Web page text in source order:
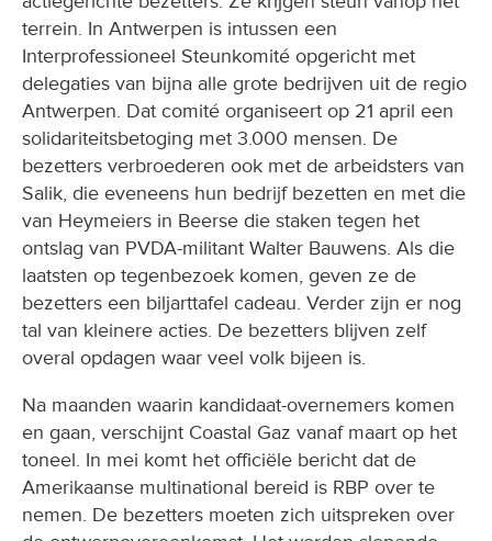
Interprofessioneel Steunkomité opgericht met
delegaties van bijna alle grote bedrijven uit de regio
Antwerpen. Dat comité organiseert op 21 april een
solidariteitsbetoging met 3.000 mensen. De
bezetters verbroederen ook met de arbeidsters van
Salik, die eveneens hun bedrijf bezetten en met die
van Heymeiers in Beerse die staken tegen het
ontslag van PVDA-militant Walter Bauwens. Als die
laatsten op tegenbezoek komen, geven ze de
bezetters een biljarttafel cadeau. Verder zijn er nog
tal van kleinere acties. De bezetters blijven zelf
overal opdagen waar veel volk bijeen is.
Na maanden waarin kandidaat-overnemers komen
toneel. In mei komt het officiële bericht dat de
Amerikaanse multinational bereid is RBP over te
nemen. De bezetters moeten zich uitspreken over
de ontwerpovereenkomst. Het worden slopende
weken, want het akkoord gaat ervan uit dat Coastal